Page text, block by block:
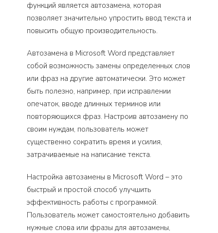
функций является автозамена, которая
позволяет значительно упростить ввод текста и
повысить общую производительность.
Автозамена в Microsoft Word представляет
собой возможность замены определенных слов
или фраз на другие автоматически. Это может
быть полезно, например, при исправлении
опечаток, вводе длинных терминов или
повторяющихся фраз. Настроив автозамену по
своим нуждам, пользователь может
существенно сократить время и усилия,
затрачиваемые на написание текста.
Настройка автозамены в Microsoft Word – это
быстрый и простой способ улучшить
эффективность работы с программой.
Пользователь может самостоятельно добавить
нужные слова или фразы для автозамены,